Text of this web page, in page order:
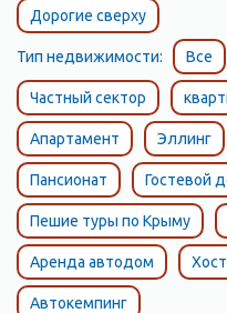
Дорогие сверху
Тип недвижимости: Все
Частный сектор
Апартамент Эллинг
Пансионат Гостевой
Пешие туры по Крыму
Аренда автодом
Автокемпинг